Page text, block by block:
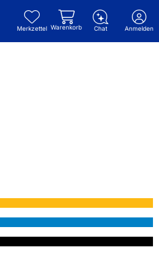
Merkzettel Warenkorb Chat Anmelden